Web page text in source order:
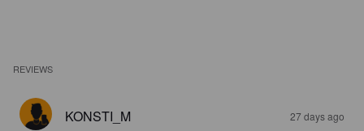
REVIEWS
KONSTI_M 27 days ago